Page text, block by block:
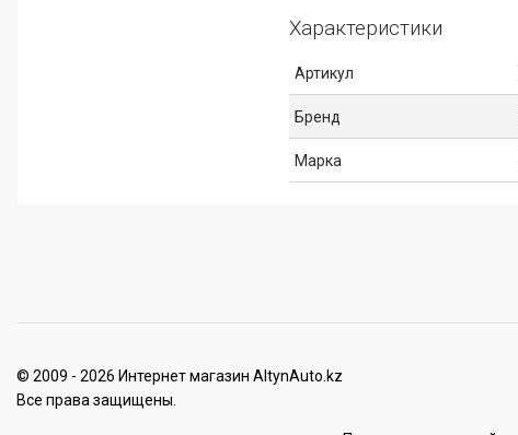
Характеристики
Артикул
Бренд
Марка
© 2009 - 2026 Интернет магазин AltynAuto.kz
Все права защищены.